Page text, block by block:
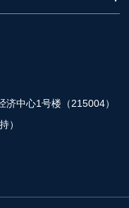
中心1号楼（215004）
）